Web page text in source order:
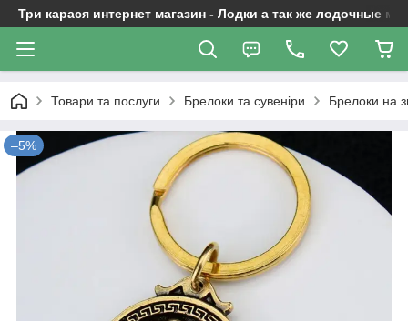
Три карася интернет магазин - Лодки а так же лодочные
Товари та послуги Брелоки та сувеніри Брелоки на
–5%